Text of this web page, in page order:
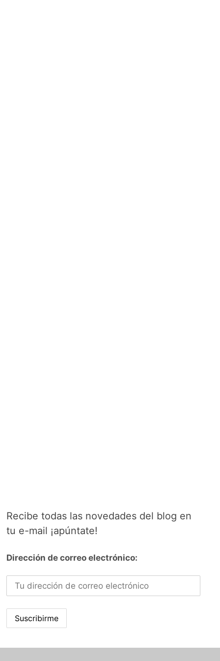
Recibe todas las novedades del blog en
tu e-mail ¡apúntate!
Dirección de correo electrónico: